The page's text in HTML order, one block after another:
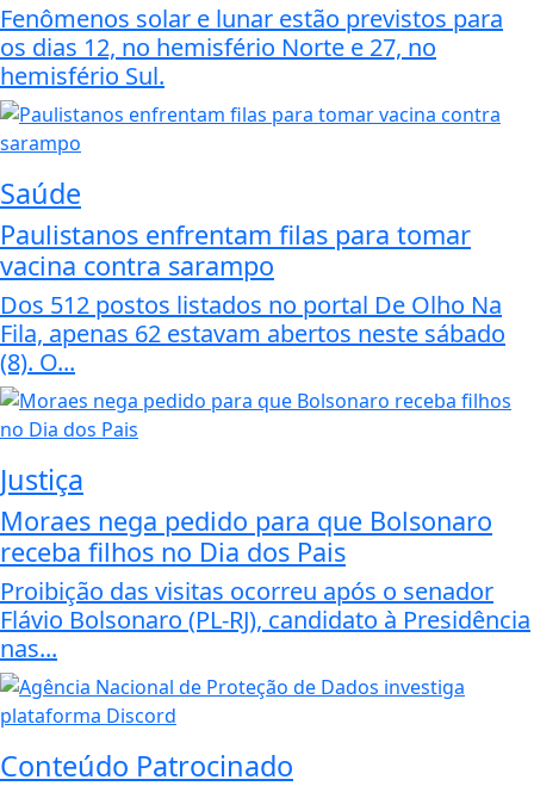
Fenômenos solar e lunar estão previstos para
os dias 12, no hemisfério Norte e 27, no
hemisfério Sul.
Saúde
Paulistanos enfrentam filas para tomar
vacina contra sarampo
Dos 512 postos listados no portal De Olho Na
Fila, apenas 62 estavam abertos neste sábado
(8). O...
Justiça
Moraes nega pedido para que Bolsonaro
receba filhos no Dia dos Pais
Proibição das visitas ocorreu após o senador
Flávio Bolsonaro (PL-RJ), candidato à Presidência
nas...
Conteúdo Patrocinado